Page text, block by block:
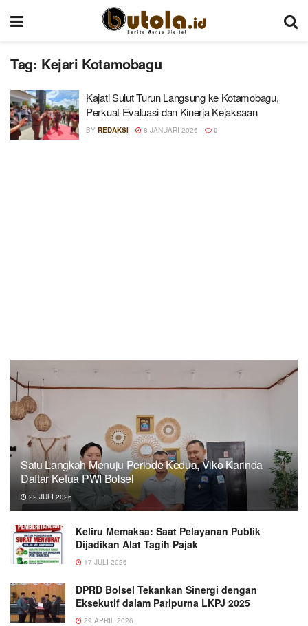
Tag: Kejari Kotamobagu
Kajati Sulut Turun Langsung ke Kotamobagu,
Perkuat Evaluasi dan Kinerja Kejaksaan
BY REDAKSI 8 JANUARI 2026 0
Satu Langkah Menuju Periode Kedua, Viko Karinda
Daftar Ketua PWI Bolsel
22 JULI 2026
Keliru Memaksa: Saat Pelayanan Publik
Dijadikan Alat Tagih Pajak
17 JULI 2026
DPRD Bolsel Tekankan Sinergi dengan
Eksekutif dalam Paripurna LKPJ 2025
29 APRIL 2026